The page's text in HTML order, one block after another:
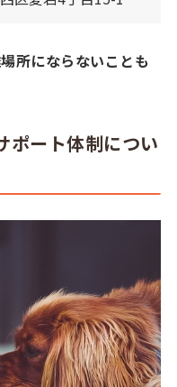
所にならないことも
ポート体制につい